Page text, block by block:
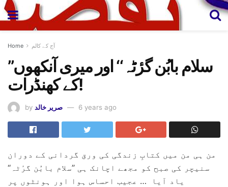
Home آج کے کالم
’’سلام بابُن گرٔٹہ‘‘ اور میری آنکھوں
کے کھنڈرات!
by صریر خالد 6 years ago
من ہی من میں کتابِ زندگی کی ورق گردانی کے دوران
سنیچر کی صبح کو مجھے اچانک ہی ’’سلام بابُن گرٔٹہ‘‘
یاد آیا … عجیب احساس ہوا اور ہونٹوں پر